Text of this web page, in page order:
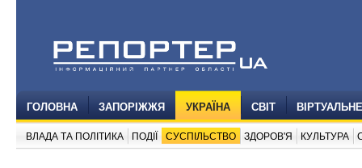
ГОЛОВНА ЗАПОРІЖЖЯ УКРАЇНА СВІТ
ВЛАДА ТА ПОЛІТИКА ПОДІЇ СУСПІЛЬСТВО ЗДОРОВ'Я КУЛЬТУРА